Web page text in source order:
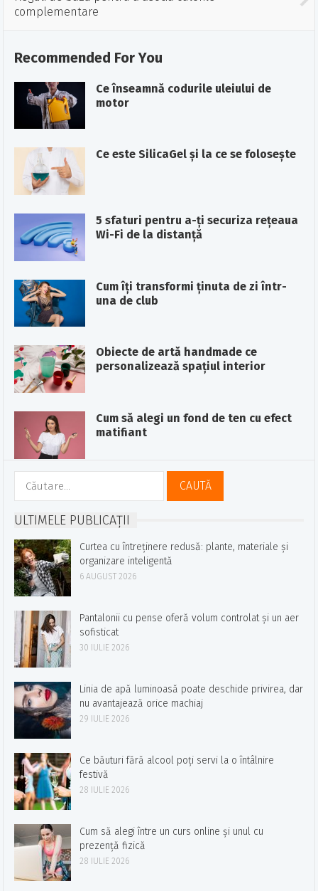
complementare
Recommended For You
Ce înseamnă codurile uleiului de
motor
Ce este SilicaGel şi la ce se foloseşte
5 sfaturi pentru a-ți securiza rețeaua
Wi-Fi de la distanță
Cum îți transformi ținuta de zi într-
una de club
Obiecte de artă handmade ce
personalizează spațiul interior
Cum să alegi un fond de ten cu efect
matifiant
Caută
după:
ULTIMELE PUBLICAȚII
Curtea cu întreținere redusă: plante, materiale și
organizare inteligentă
6 AUGUST 2026
Pantalonii cu pense oferă volum controlat și un aer
sofisticat
30 IULIE 2026
Linia de apă luminoasă poate deschide privirea, dar
nu avantajează orice machiaj
29 IULIE 2026
Ce băuturi fără alcool poți servi la o întâlnire
festivă
28 IULIE 2026
Cum să alegi între un curs online și unul cu
prezență fizică
28 IULIE 2026